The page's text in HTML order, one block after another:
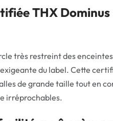
THX Dominus
très restreint des enceintes
du label. Cette
de grande taille tout en
irréprochables.